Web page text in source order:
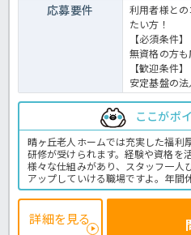
応募要件
利用者様と
たい方！
【必須条件】
無資格の方
【歓迎条件】
安定基盤の
ここがポ
晴ヶ丘老人ホームでは充実した福利
研修が受けられます。経験や資格を
様々な仕組みがあり、スタッフ一人
アップしていける職場ですよ。年
トの時間もしっかり確保できますね
OK♪まずはお気軽にほっ介護まで
ホームでの介護業務全般です。＜
求人＞
詳細を見る